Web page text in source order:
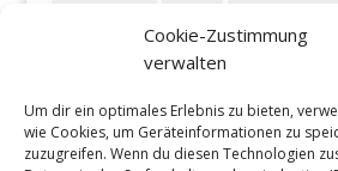
Cookie-Zustimmung
verwalten
Um dir ein optimales Erlebnis zu bieten,
wie Cookies, um Geräteinformationen zu
zuzugreifen. Wenn du diesen Technologien
meta-refresh Weiterleitung
php-Weiterleitung
Pitch Deck
presentations Producthunt
Start-ups
Startups Tageszeitungen